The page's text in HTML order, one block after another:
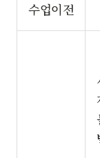
수업이전